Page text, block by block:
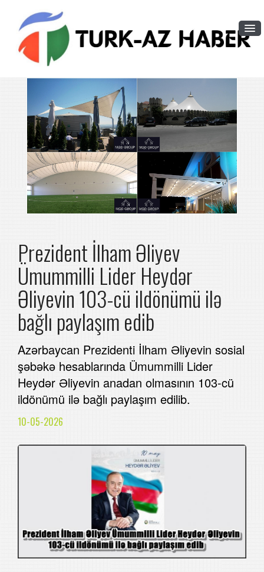
Prezident İlham Əliyev
Ümummilli Lider Heydər
Əliyevin 103-cü ildönümü ilə
bağlı paylaşım edib
Azərbaycan Prezidenti İlham Əliyevin sosial
şəbəkə hesablarında Ümummilli Lider
Heydər Əliyevin anadan olmasının 103-cü
ildönümü ilə bağlı paylaşım edilib.
10-05-2026